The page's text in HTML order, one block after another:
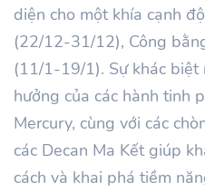
diện cho một khía cạnh
(22/12-31/12), Công
(11/1-19/1). Sự khác biệt
hưởng của các hành tinh
Mercury, cùng với các
các Decan Ma Kết giúp
cách và khai phá tiềm